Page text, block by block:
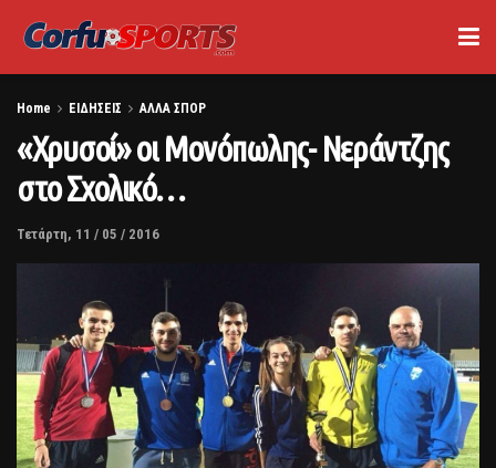
Home ΕΙΔΗΣΕΙΣ ΑΛΛΑ ΣΠΟΡ
«Χρυσοί» οι Μονόπωλης- Νεράντζης
στο Σχολικό…
Τετάρτη, 11 / 05 / 2016